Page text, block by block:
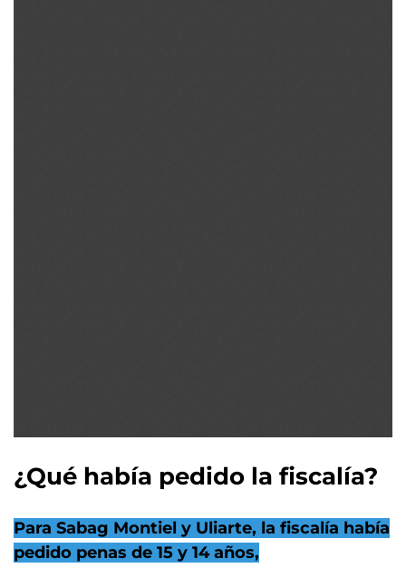
¿Qué había pedido la fiscalía?
Para Sabag Montiel y Uliarte, la fiscalía había
pedido penas de 15 y 14 años,